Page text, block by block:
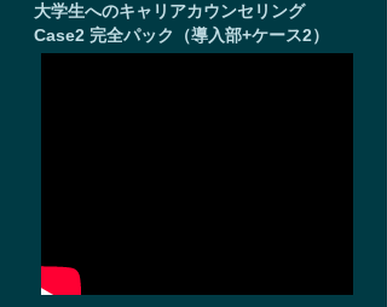
大学生へのキャリアカウンセリング
Case2 完全パック（導入部+ケース2）